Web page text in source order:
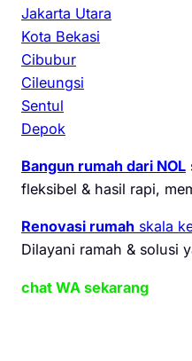
Jakarta Utara
Kota Bekasi
Cibubur
Cileungsi
Sentul
Depok
Bangun rumah dari NOL
fleksibel & hasil rapi,
Renovasi rumah skala
Dilayani ramah & solusi
chat WA sekarang